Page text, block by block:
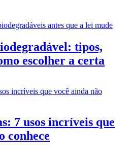
tipos,
escolher a certa
7 usos incríveis que
conhece